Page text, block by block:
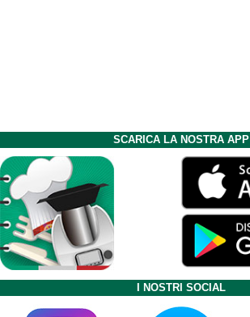
SCARICA LA NOSTRA APP
I NOSTRI SOCIAL